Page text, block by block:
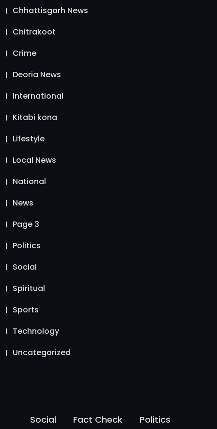
Chhattisgarh News
Chitrakoot
Crime
Deoria News
International
Kitabi kona
Lifestyle
Local News
National
News
Page 3
Politics
Social
Spiritual
Sports
Technology
Uncategorized
Social Fact Check
Politics